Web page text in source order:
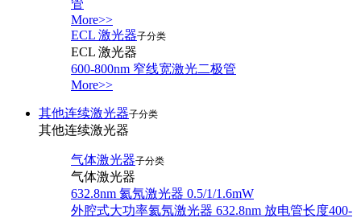
管
More>>
ECL 激光器子分类
ECL 激光器
600-800nm 窄线宽激光二极管
More>>
其他连续激光器子分类
其他连续激光器
气体激光器子分类
气体激光器
632.8nm 氦氖激光器 0.5/1/1.6mW
外腔式大功率氦氖激光器 632.8nm 放电管长度400-